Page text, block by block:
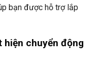
bạn được hỗ trợ lắp
hiện chuyển động